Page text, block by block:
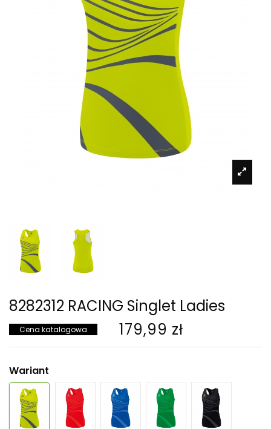
8282312 RACING Singlet Ladies
Cena katalogowa 179,99 zł
Wariant